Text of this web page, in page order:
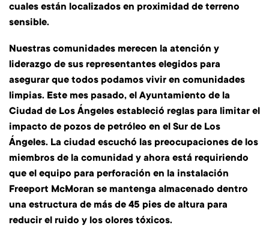
cuales están localizados en proximidad de terreno
sensible.
Nuestras comunidades merecen la atención y
liderazgo de sus representantes elegidos para
asegurar que todos podamos vivir en comunidades
limpias. Este mes pasado, el Ayuntamiento de la
Ciudad de Los Ángeles estableció reglas para limitar el
impacto de pozos de petróleo en el Sur de Los
Ángeles. La ciudad escuchó las preocupaciones de los
miembros de la comunidad y ahora está requiriendo
que el equipo para perforación en la instalación
Freeport McMoran se mantenga almacenado dentro
una estructura de más de 45 pies de altura para
reducir el ruido y los olores tóxicos.